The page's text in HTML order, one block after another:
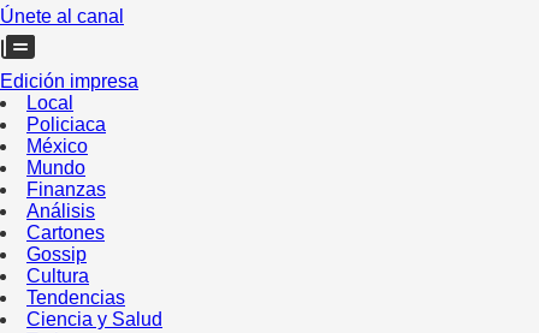
Únete al canal
Edición impresa
Local
Policiaca
México
Mundo
Finanzas
Análisis
Cartones
Gossip
Cultura
Tendencias
Ciencia y Salud